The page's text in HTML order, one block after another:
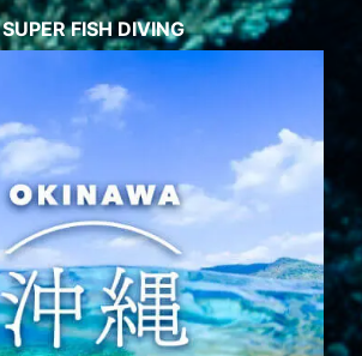
SUPER FISH DIVING